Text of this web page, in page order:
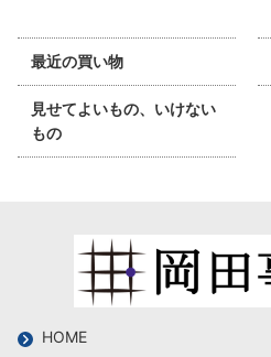
最近の買い物
見せてよいもの、いけない
もの
HOME